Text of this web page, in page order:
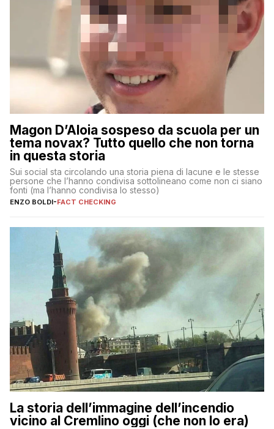
Magon D’Aloia sospeso da scuola per un
tema novax? Tutto quello che non torna
in questa storia
Sui social sta circolando una storia piena di lacune e le stesse
persone che l’hanno condivisa sottolineano come non ci siano
fonti (ma l’hanno condivisa lo stesso)
ENZO BOLDI-FACT CHECKING
La storia dell’immagine dell’incendio
vicino al Cremlino oggi (che non lo era)